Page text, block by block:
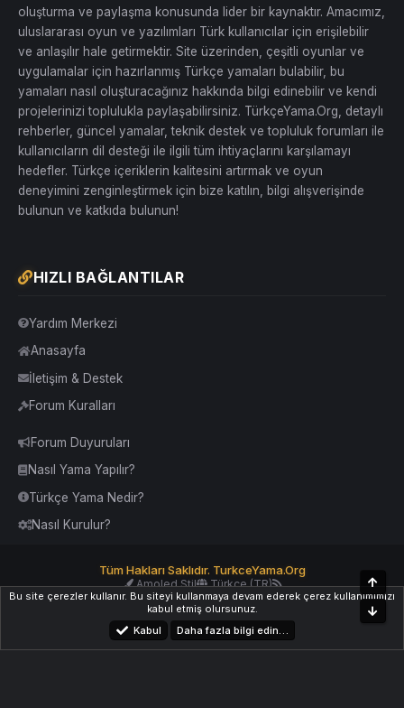
oluşturma ve paylaşma konusunda lider bir kaynaktır. Amacımız,
uluslararası oyun ve yazılımları Türk kullanıcılar için erişilebilir
ve anlaşılır hale getirmektir. Site üzerinden, çeşitli oyunlar ve
uygulamalar için hazırlanmış Türkçe yamaları bulabilir, bu
yamaları nasıl oluşturacağınız hakkında bilgi edinebilir ve kendi
projelerinizi toplulukla paylaşabilirsiniz. TürkçeYama.Org, detaylı
rehberler, güncel yamalar, teknik destek ve topluluk forumları ile
kullanıcıların dil desteği ile ilgili tüm ihtiyaçlarını karşılamayı
hedefler. Türkçe içeriklerin kalitesini artırmak ve oyun
deneyimini zenginleştirmek için bize katılın, bilgi alışverişinde
bulunun ve katkıda bulunun!
HIZLI BAĞLANTILAR
Yardım Merkezi
Anasayfa
İletişim & Destek
Forum Kuralları
Forum Duyuruları
Nasıl Yama Yapılır?
Türkçe Yama Nedir?
Nasıl Kurulur?
Tüm Hakları Saklıdır. TurkceYama.Org
Amoled Stil
Türkçe (TR)
YardımİletişimKurallar Yukarı Dön
Bu site çerezler kullanır. Bu siteyi kullanmaya devam ederek çerez kullanımımızı
kabul etmiş olursunuz.
Kabul
Daha fazla bilgi edin…